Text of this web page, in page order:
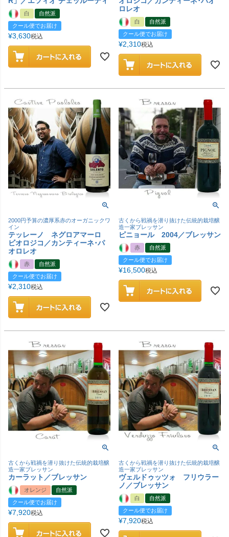
白
自然派
クール便でお届け
¥3,630税込
ロレオ
白
自然派
クール便でお届け
¥2,310税込
2000円予算の濃厚系赤のオーガニックワ
イン
テッレーノ ネグロアマーロ
ビオロジコ／カンティーネ･パ
オロレオ
赤
自然派
クール便でお届け
¥2,310税込
古くから戦禍を潜り抜けた伝統的栽培醸
造一家ブレッサン
ピニョール 2004／ブレッサン
赤
自然派
クール便でお届け
¥16,500税込
古くから戦禍を潜り抜けた伝統的栽培醸
造一家ブレッサン
カーラット／ブレッサン
オレンジ
自然派
クール便でお届け
¥7,920税込
古くから戦禍を潜り抜けた伝統的栽培醸
造一家ブレッサン
ヴェルドゥッツォ フリウラー
ノ／ブレッサン
白
自然派
クール便でお届け
¥7,920税込